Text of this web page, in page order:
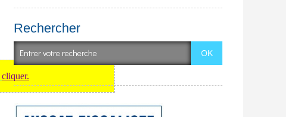
cliquer.
Rechercher